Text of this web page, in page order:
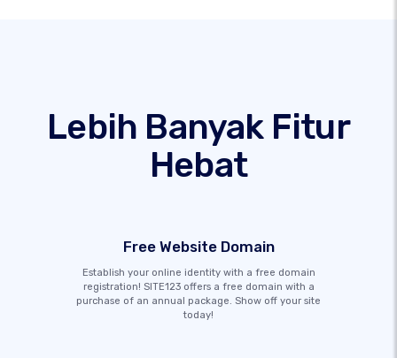
Lebih Banyak Fitur
Hebat
Free Website Domain
Establish your online identity with a free domain
registration! SITE123 offers a free domain with a
purchase of an annual package. Show off your site
today!